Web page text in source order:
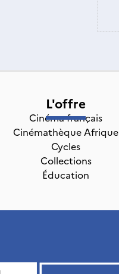
L'offre
Cinéma français
Cinémathèque Afrique
Cycles
Collections
Éducation